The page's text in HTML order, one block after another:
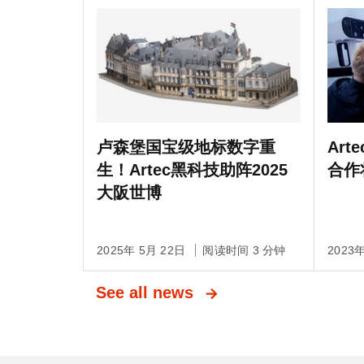
卢森堡国宝级地标数字重
生！Artec黑科技助阵2025
大阪世博
2025年 5月 22日 阅读时间 3 分钟
合作
2023
See all news